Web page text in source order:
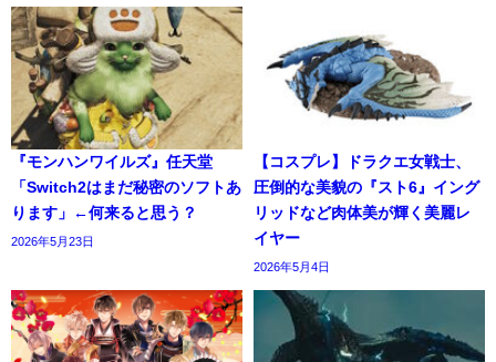
『モンハンワイルズ』任天堂
「Switch2はまだ秘密のソフトあ
ります」←何来ると思う？
2026年5月23日
【コスプレ】ドラクエ女戦士、
圧倒的な美貌の『スト6』イング
リッドなど肉体美が輝く美麗レ
イヤー
2026年5月4日